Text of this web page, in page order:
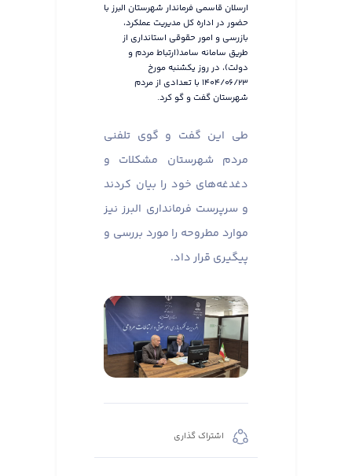
ارسلان قاسمی فرماندار شهرستان البرز با
حضور در اداره کل مدیریت عملکرد،
بازرسی و امور حقوقی استانداری از
طریق سامانه سامد(ارتباط مردم و
دولت)، در روز یکشنبه مورخ
۱۴۰۴/۰۶/۲۳ با تعدادی از مردم
شهرستان گفت و گو کرد.
طی این گفت و گوی تلفنی
مردم شهرستان مشکلات و
دغدغه‌های خود را بیان کردند
و سرپرست فرمانداری البرز نیز
موارد مطروحه را مورد بررسی و
پیگیری قرار داد.
اشتراک گذاری